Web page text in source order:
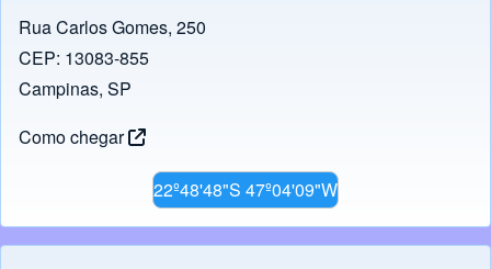
Rua Carlos Gomes, 250
CEP: 13083-855
Campinas, SP
Como chegar
22º48'48"S 47º04'09"W